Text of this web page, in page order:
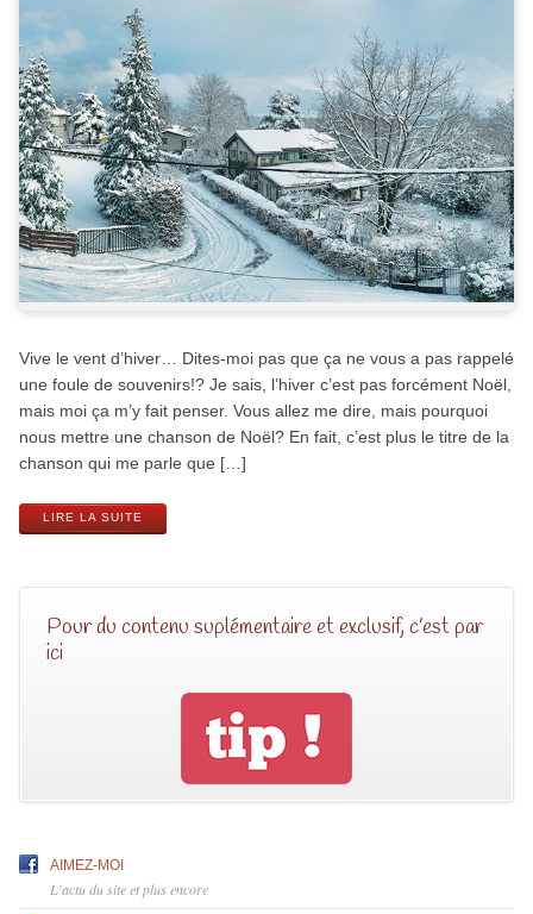
Vive le vent d’hiver… Dites-moi pas que ça ne vous a pas rappelé
une foule de souvenirs!? Je sais, l’hiver c’est pas forcément Noël,
mais moi ça m’y fait penser. Vous allez me dire, mais pourquoi
nous mettre une chanson de Noël? En fait, c’est plus le titre de la
chanson qui me parle que […]
LIRE LA SUITE
Pour du contenu suplémentaire et exclusif, c’est par
ici
AIMEZ-MOI
L'actu du site et plus encore